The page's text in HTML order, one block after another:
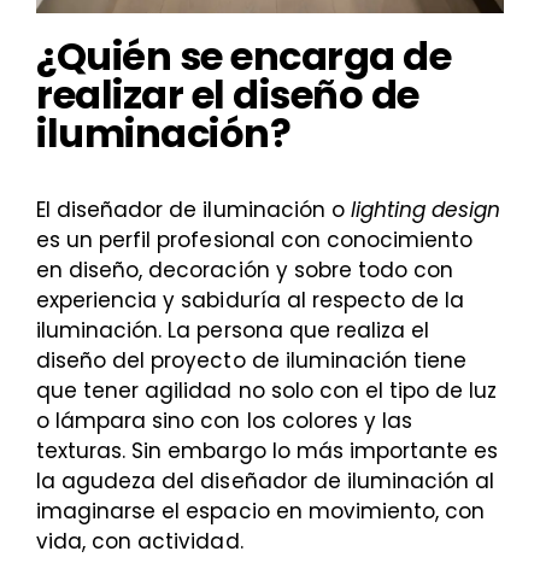
¿Quién se encarga de
realizar el diseño de
iluminación?
El diseñador de iluminación o lighting design
es un perfil profesional con conocimiento
en diseño, decoración y sobre todo con
experiencia y sabiduría al respecto de la
iluminación. La persona que realiza el
diseño del proyecto de iluminación tiene
que tener agilidad no solo con el tipo de luz
o lámpara sino con los colores y las
texturas. Sin embargo lo más importante es
la agudeza del diseñador de iluminación al
imaginarse el espacio en movimiento, con
vida, con actividad.